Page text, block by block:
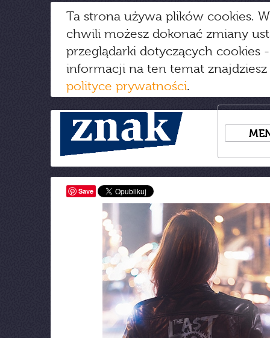
Ta strona używa plików cookies.
chwili możesz dokonać zmiany
przeglądarki dotyczących cookies
informacji na ten temat
polityce prywatności.
Save